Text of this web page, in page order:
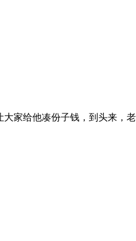
家给他凑份子钱，到头来，